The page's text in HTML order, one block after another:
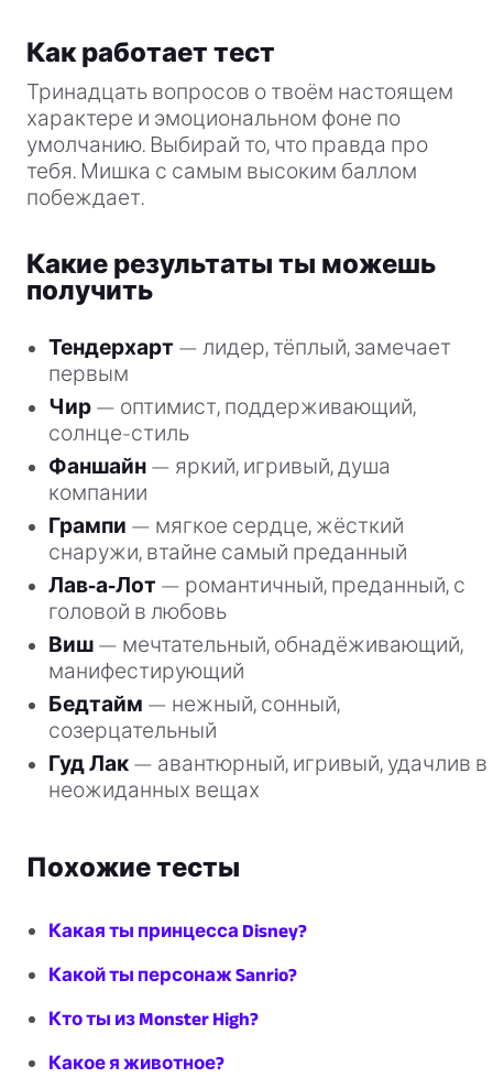
Как работает тест
Тринадцать вопросов о твоём настоящем
характере и эмоциональном фоне по
умолчанию. Выбирай то, что правда про
тебя. Мишка с самым высоким баллом
побеждает.
Какие результаты ты можешь
получить
Тендерхарт — лидер, тёплый, замечает
первым
Чир — оптимист, поддерживающий,
солнце-стиль
Фаншайн — яркий, игривый, душа
компании
Грампи — мягкое сердце, жёсткий
снаружи, втайне самый преданный
Лав-а-Лот — романтичный, преданный, с
головой в любовь
Виш — мечтательный, обнадёживающий,
манифестирующий
Бедтайм — нежный, сонный,
созерцательный
Гуд Лак — авантюрный, игривый, удачлив в
неожиданных вещах
Похожие тесты
Какая ты принцесса Disney?
Какой ты персонаж Sanrio?
Кто ты из Monster High?
Какое я животное?